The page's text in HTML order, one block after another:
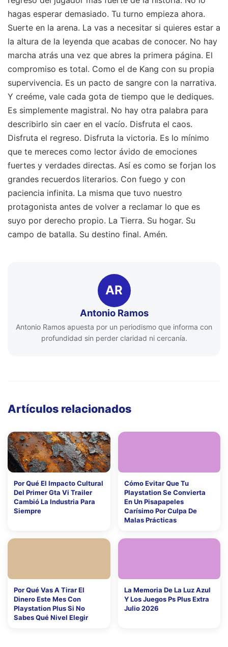
hagas esperar demasiado. Tu turno empieza ahora.
Suerte en la arena. La vas a necesitar si quieres estar a
la altura de la leyenda que acabas de conocer. No hay
marcha atrás una vez que abres la primera página. El
compromiso es total. Como el de Kang con su propia
supervivencia. Es un pacto de sangre con la narrativa.
Y creéme, vale cada gota de tiempo que le dediques.
Es simplemente magistral. No hay otra palabra para
describirlo sin caer en el vacío. Disfruta el caos.
Disfruta el regreso. Disfruta la victoria. Es lo mínimo
que te mereces como lector ávido de emociones
fuertes y verdades directas. Así es como se forjan los
grandes recuerdos literarios. Con fuego y con
paciencia infinita. La misma que tuvo nuestro
protagonista antes de volver a reclamar lo que es
suyo por derecho propio. La Tierra. Su hogar. Su
campo de batalla. Su destino final. Amén.
AR
Antonio Ramos
Antonio Ramos apuesta por un periodismo que informa con
profundidad sin perder claridad ni cercanía.
Artículos relacionados
Por Qué El Impacto Cultural
Del Primer Gta Vi Trailer
Cambió La Industria Para
Siempre
Cómo Evitar Que Tu
Playstation Se Convierta
En Un Pisapapeles
Carísimo Por Culpa De
Malas Prácticas
Por Qué Vas A Tirar El
Dinero Este Mes Con
Playstation Plus Si No
Sabes Qué Nivel Elegir
La Memoria De La Luz Azul
Y Los Juegos Ps Plus Extra
Julio 2026